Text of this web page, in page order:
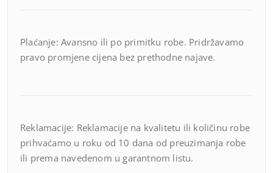
Plaćanje: Avansno ili po primitku robe. Pridržavamo
pravo promjene cijena bez prethodne najave.
Reklamacije: Reklamacije na kvalitetu ili količinu robe
prihvaćamo u roku od 10 dana od preuzimanja robe
ili prema navedenom u garantnom listu.